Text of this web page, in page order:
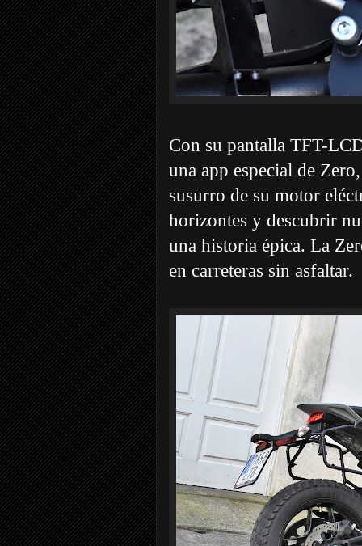
Con su pantalla TFT-
una app especial de
susurro de su motor
horizontes y descubrir
una historia épica. La
en carreteras sin asfaltar.